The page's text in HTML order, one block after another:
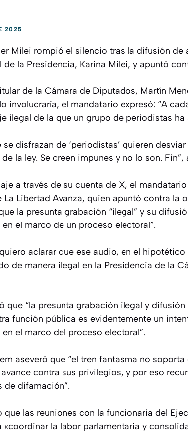
2025
Milei rompió el silencio tras la difusión de
de la Presidencia, Karina Milei, y apuntó
de la Cámara de Diputados, Martín
involucraría, el mandatario expresó: “A
ilegal de la que un grupo de periodistas ha
se disfrazan de ‘periodistas’ quieren
la ley. Se creen impunes y no lo son. Fin”,
a través de su cuenta de X, el
La Libertad Avanza, quien apuntó contra la
la presunta grabación “ilegal” y su
el marco de un proceso electoral”.
aclarar que ese audio, en el
de manera ilegal en la Presidencia de la
que “la presunta grabación ilegal y
función pública es evidentemente un
el marco del proceso electoral”.
aseveró que “el tren fantasma no
contra sus privilegios, y por eso
de difamación”.
que las reuniones con la funcionaria del
la labor parlamentaria y